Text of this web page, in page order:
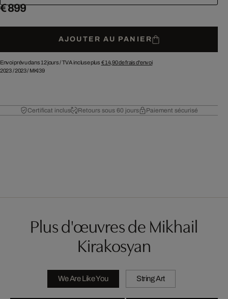
€ 899
AJOUTER AU PANIER
Envoi prévu dans 12 jours /TVA incluse plus € 14,90de frais d'envoi
2023/2023/ MKI39
Certificat inclus Retours sous 60 jours Paiement sécurisé
Plus d'œuvres de Mikhail
Kirakosyan
We Are Like You String Art